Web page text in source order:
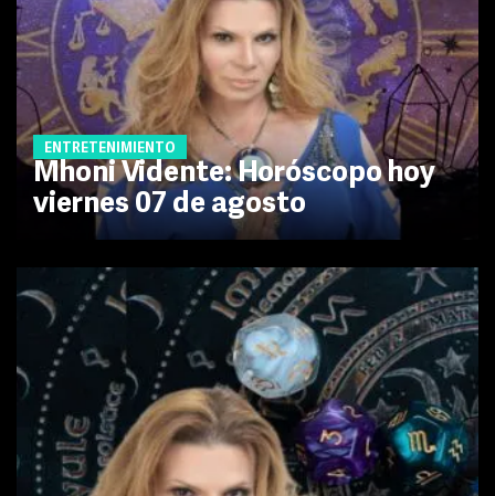
ENTRETENIMIENTO
Mhoni Vidente: Horóscopo hoy
viernes 07 de agosto